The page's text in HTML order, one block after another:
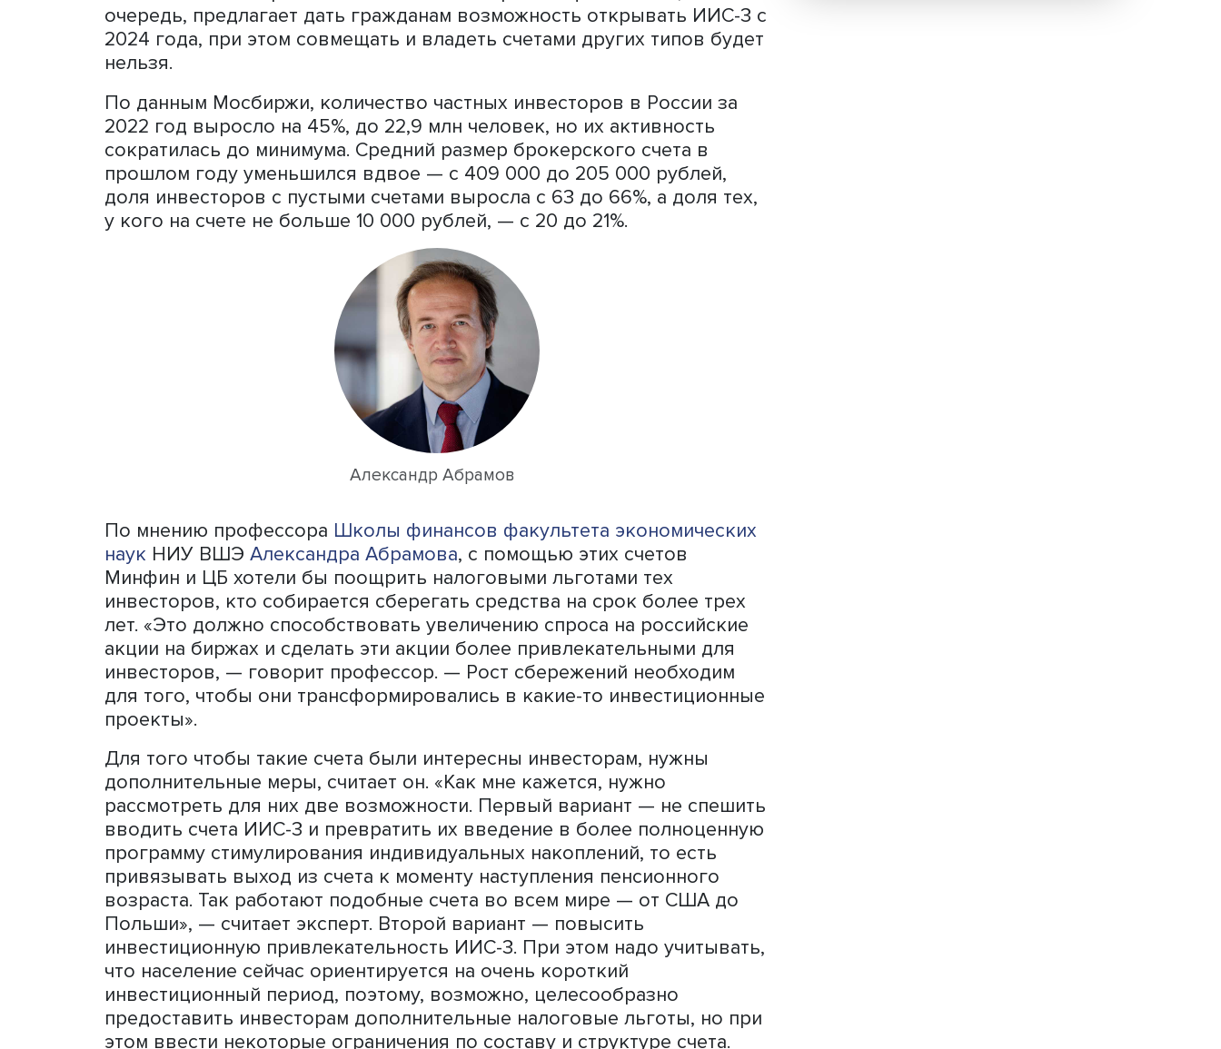
Банк России сообщал в ноябре прошлого года, что совместно с
правительством намерен улучшать механизм ИИС, в том числе
инвесторам частично снимать деньги. При этом поддержку в виде
налоговых льгот регулятор предлагает обеспечивать только на
инвестиции в российские активы. И в частности, ЦБ планирует
внедрить ИИС третьего типа c горизонтом инвестирования 10 лет.
По задумке ЦБ, по таким счетам также будет работать комбинация
налоговых льгот, предусмотренных для счетов первого и второго
типов. А лимит льготируемого ежегодного пополнения ИИС-3
составит 6% от заработной платы инвестора. Минфин России, в свою
очередь, предлагает дать гражданам возможность открывать ИИС-3 с
2024 года, при этом совмещать и владеть счетами других типов будет
По данным Мосбиржи, количество частных инвесторов в России за
2022 год выросло на 45%, до 22,9 млн человек, но их активность
прошлом году уменьшился вдвое — с 409 000 до 205 000 рублей,
доля инвесторов с пустыми счетами выросла с 63 до 66%, а доля тех,
у кого на счете не больше 10 000 рублей, — с 20 до 21%.
Александр Абрамов
По мнению профессораШколы финансов факультета экономических
наукНИУ ВШЭАлександра Абрамова, с помощью этих счетов
Минфин и ЦБ хотели бы поощрить налоговыми льготами тех
инвесторов, кто собирается сберегать средства на срок более трех